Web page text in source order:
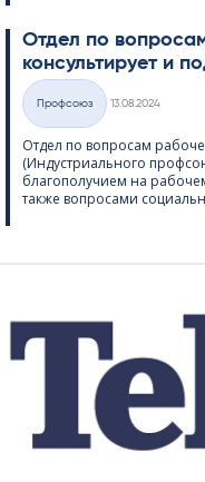
Отдел по
консультирует и
Категории
Профсоюз
13.08.2024
Отдел по вопросам
(Индустриального
благополучием на
также вопросами